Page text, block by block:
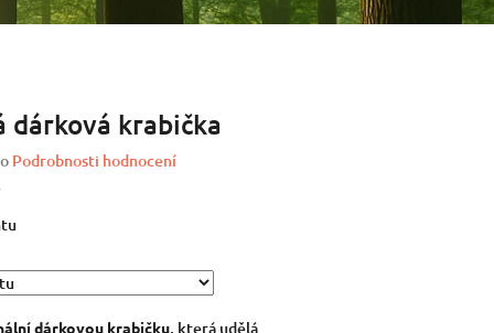
dárková krabička
Podrobnosti hodnocení
dárkovou krabičku, která udělá